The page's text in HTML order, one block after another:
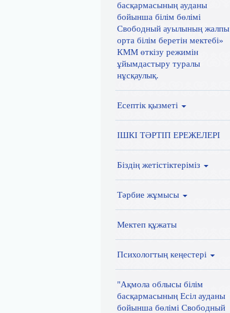
басқармасының ауданы
бойынша білім бөлімі
Свободный ауылының жалпы
орта білім беретін мектебі»
КММ өткізу режимін
ұйымдастыру туралы
нұсқаулық.
Есептік қызметі
ІШКІ ТӘРТІП ЕРЕЖЕЛЕРІ
Біздің жетістіктеріміз
Тәрбие жұмысы
Мектеп құжаты
Психологтың кеңестері
"Ақмола облысы білім
басқармасының Есіл ауданы
бойынша бөлімі Свободный